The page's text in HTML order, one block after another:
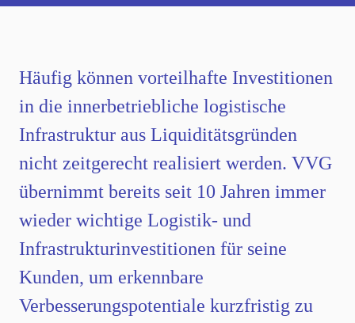
Häufig können vorteilhafte Investitionen
in die innerbetriebliche logistische
Infrastruktur aus Liquiditätsgründen
nicht zeitgerecht realisiert werden. VVG
übernimmt bereits seit 10 Jahren immer
wieder wichtige Logistik- und
Infrastrukturinvestitionen für seine
Kunden, um erkennbare
Verbesserungspotentiale kurzfristig zu